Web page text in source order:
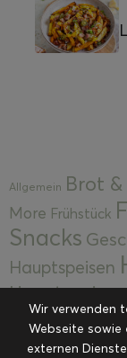
Allgemein Brot
More Frühstück
Snacks
Hauptspeisen
Kuchen,
Desserts Kulinarik
Wir verwenden
Webseite
externen